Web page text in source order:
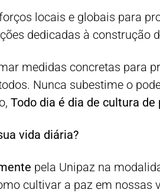
locais e globais para
dedicadas à construção
medidas concretas para
Nunca subestime o
Todo dia é dia de cultura de
vida diária?
pela Unipaz na
cultivar a paz em nossas